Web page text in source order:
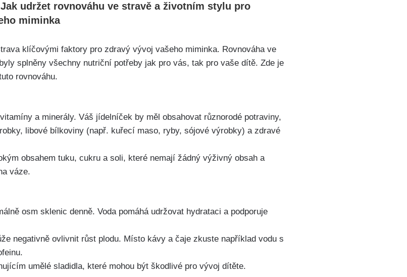
udržet rovnováhu ve stravě a životním stylu ‌pro
miminka
klíčovými faktory ‌pro zdravý vývoj vašeho miminka. Rovnováha‍ ve
splněny všechny nutriční potřeby jak pro vás, tak pro vaše dítě. Zde je
rovnováhu.
a ⁣minerály. Váš jídelníček by měl obsahovat​ různorodé potraviny,
libové bílkoviny (např. kuřecí maso, ryby, sójové výrobky) a‌ zdravé
obsahem tuku, cukru a soli, které ⁢nemají žádný výživný obsah a
váze.
osm ‌sklenic denně. Voda pomáhá⁢ udržovat hydrataci a podporuje
negativně ovlivnit růst‍ plodu.‍ Místo ⁢kávy a‍ čaje ‍zkuste například vodu s
umělé⁢ sladidla, které mohou ‍být škodlivé pro vývoj dítěte.